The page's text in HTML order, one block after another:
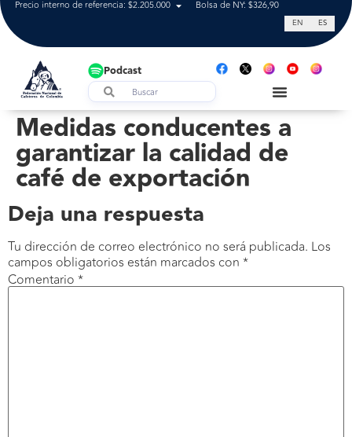
Precio interno de referencia: $2.205.000 Bolsa de NY: $326,90 Tasa de
EN ES
Podcast
Medidas conducentes a
garantizar la calidad de
café de exportación
Deja una respuesta
Tu dirección de correo electrónico no será publicada. Los
campos obligatorios están marcados con *
Comentario *